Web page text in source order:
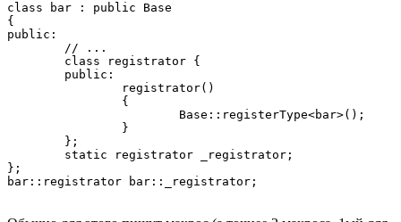
class bar : public Base
{
public:
        // ...
};